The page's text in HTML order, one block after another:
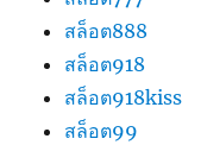
สล็อต888
สล็อต918
สล็อต918kiss
สล็อต99